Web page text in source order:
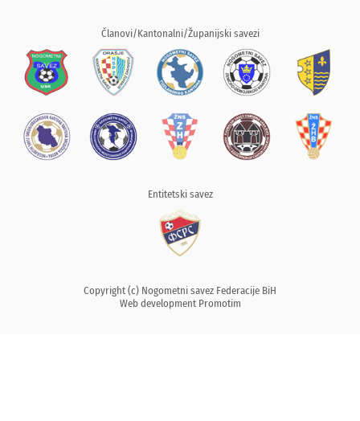
Članovi/Kantonalni/Županijski savezi
Entitetski savez
Copyright (c) Nogometni savez Federacije BiH
Web development Promotim